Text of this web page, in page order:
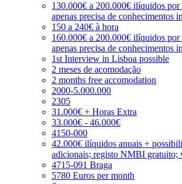
130.000€ a 200.000€ ilíquidos por
apenas precisa de conhecimentos
150 a 240€ à hora
160.000€ a 200.000€ ilíquidos por
apenas precisa de conhecimentos
1st Interview in Lisboa possible
2 meses de acomodação
2 months free accomodation
2000-5.000.000
2305
31.000€ + Horas Extra
33.000€ - 46.000€
4150-000
42.000€ ilíquidos anuais +
adicionais; registo NMBI gratuito;
4715-091 Braga
5780 Euros per month